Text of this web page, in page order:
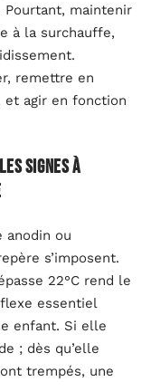
Pourtant, maintenir
à la surchauffe,
remettre en
et agir en fonction
signes à
anodin ou
s’imposent.
22°C rend le
essentiel
enfant. Si elle
; dès qu’elle
trempés, une